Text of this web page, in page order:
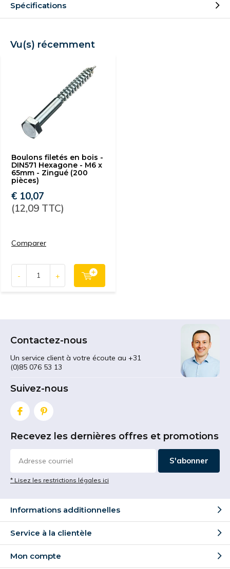
Spécifications
Vu(s) récemment
Boulons filetés en bois -
DIN571 Hexagone - M6 x
65mm - Zingué (200
pièces)
€ 10,07
(12,09 TTC)
Comparer
- +
Contactez-nous
Un service client à votre écoute au +31
(0)85 076 53 13
Suivez-nous
Recevez les dernières offres et promotions
S'abonner
* Lisez les restrictions légales ici
Informations additionnelles
Service à la clientèle
Mon compte